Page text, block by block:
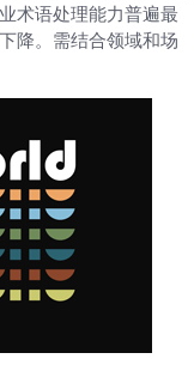
术语处理能力普遍最
降。需结合领域和场